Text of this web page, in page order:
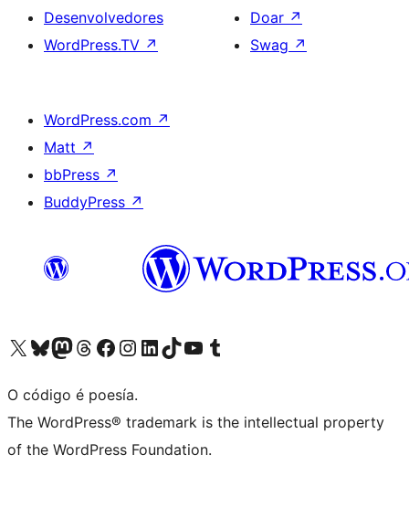
Desenvolvedores
WordPress.TV ↗
Doar ↗
Swag ↗
WordPress.com ↗
Matt ↗
bbPress ↗
BuddyPress ↗
Visita la cuenta de X (anteriormente Twitter)
Visita a nosa conta de Bluesky
Visita a nosa conta de Mastodon
Visita a nosa conta de Threads
Visita a nosa páxina de Facebook
Visita a nosa conta de Instagram
Visita a nosa conta de LinkedIn
Visita a nosa conta de TikTok
Visita a nosa canle de YouTube
Visita a nosa conta de Tumblr
O código é poesía.
The WordPress® trademark is the intellectual property
of the WordPress Foundation.